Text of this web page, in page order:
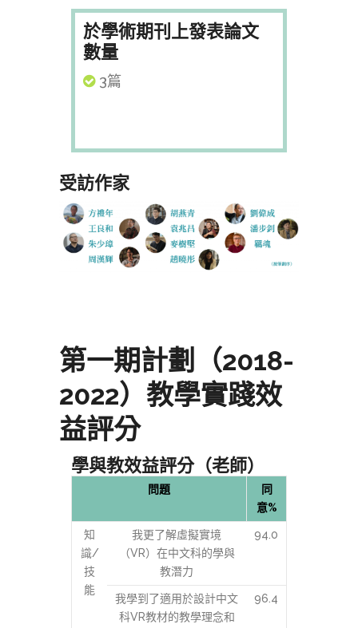
於學術期刊上發表論文
數量
3篇
受訪作家
第一期計劃（2018-
2022）教學實踐效
益評分
學與教效益評分（老師）
問題
同
意%
知
識/
技
能
我更了解虛擬實境
（VR）在中文科的學與
教潛力
94.0
我學到了適用於設計中文
科VR教材的教學理念和
96.4